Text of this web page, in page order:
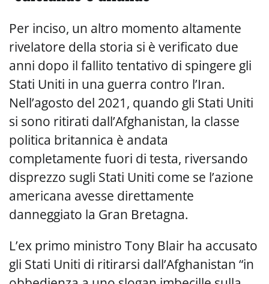
Per inciso, un altro momento altamente
rivelatore della storia si è verificato due
anni dopo il fallito tentativo di spingere gli
Stati Uniti in una guerra contro l’Iran.
Nell’agosto del 2021, quando gli Stati Uniti
si sono ritirati dall’Afghanistan, la classe
politica britannica è andata
completamente fuori di testa, riversando
disprezzo sugli Stati Uniti come se l’azione
americana avesse direttamente
danneggiato la Gran Bretagna.
L’ex primo ministro Tony Blair ha accusato
gli Stati Uniti di ritirarsi dall’Afghanistan “in